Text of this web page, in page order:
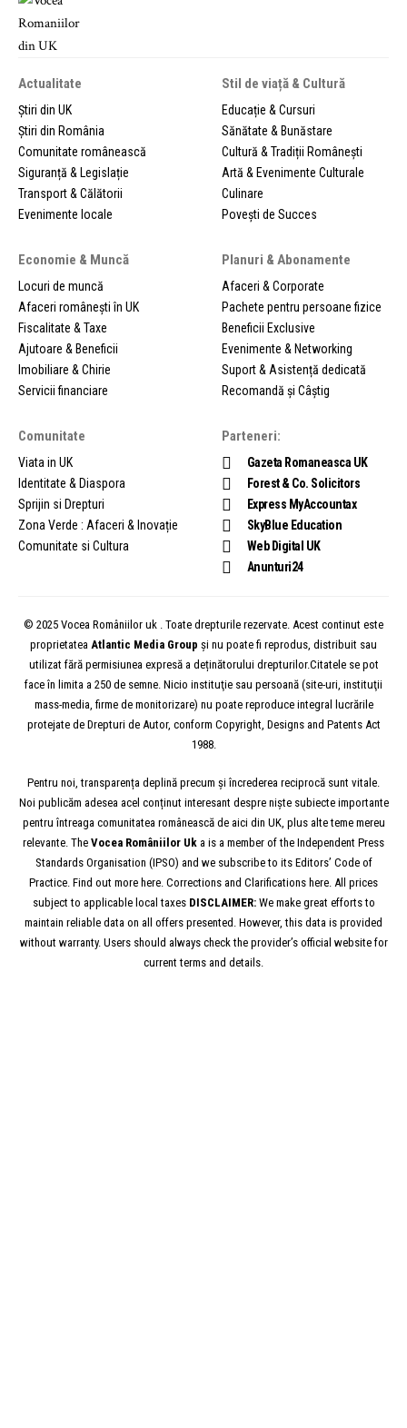
Actualitate
Știri din UK
Știri din România
Comunitate românească
Siguranță & Legislație
Transport & Călătorii
Evenimente locale
Stil de viață & Cultură
Educație & Cursuri
Sănătate & Bunăstare
Cultură & Tradiții Românești
Artă & Evenimente Culturale
Culinare
Povești de Succes
Economie & Muncă
Locuri de muncă
Afaceri românești în UK
Fiscalitate & Taxe
Ajutoare & Beneficii
Imobiliare & Chirie
Servicii financiare
Planuri & Abonamente
Afaceri & Corporate
Pachete pentru persoane fizice
Beneficii Exclusive
Evenimente & Networking
Suport & Asistență dedicată
Recomandă și Câștig
Comunitate
Viata in UK
Identitate & Diaspora
Sprijin si Drepturi
Zona Verde : Afaceri & Inovație
Comunitate si Cultura
Parteneri:
Gazeta Romaneasca UK
Forest & Co. Solicitors
Express MyAccountax
SkyBlue Education
Web Digital UK
Anunturi24
© 2025 Vocea Româniilor uk . Toate drepturile rezervate. Acest continut este
proprietatea Atlantic Media Group și nu poate fi reprodus, distribuit sau
utilizat fără permisiunea expresă a deținătorului drepturilor.Citatele se pot
face în limita a 250 de semne. Nicio instituţie sau persoană (site-uri, instituţii
mass-media, firme de monitorizare) nu poate reproduce integral lucrările
protejate de Drepturi de Autor, conform Copyright, Designs and Patents Act
1988.
Pentru noi, transparența deplină precum și încrederea reciprocă sunt vitale.
Noi publicăm adesea acel conținut interesant despre niște subiecte importante
pentru întreaga comunitatea românească de aici din UK, plus alte teme mereu
relevante. The Vocea Româniilor Uk a is a member of the Independent Press
Standards Organisation (IPSO) and we subscribe to its Editors’ Code of
Practice. Find out more here. Corrections and Clarifications here. All prices
subject to applicable local taxes DISCLAIMER: We make great efforts to
maintain reliable data on all offers presented. However, this data is provided
without warranty. Users should always check the provider’s official website for
current terms and details.